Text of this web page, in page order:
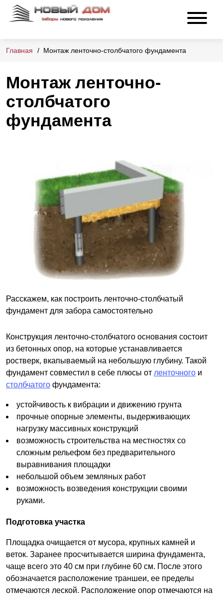
Главная Монтаж ленточно-столбчатого фундамента
Монтаж ленточно-
столбчатого
фундамента
Расскажем, как построить ленточно-столбчатый
фундамент для забора самостоятельно
Конструкция ленточно-столбчатого основания состоит
из бетонных опор, на которые устанавливается
ростверк, вкапываемый на небольшую глубину. Такой
фундамент совместил в себе плюсы от ленточного и
столбчатого фундамента:
устойчивость к вибрации и движению грунта
прочные опорные элементы, выдерживающих
нагрузку массивных конструкций
возможность строительства на местностях со
сложным рельефом без предварительного
выравнивания площадки
небольшой объем земляных работ
возможность возведения конструкции своими
руками.
Подготовка участка
Площадка очищается от мусора, крупных камней и
веток. Заранее просчитывается ширина фундамента,
чаще всего это 40 см при глубине 60 см. После этого
обозначается расположение траншеи, ее пределы
отмечаются леской. Расположение опор отмечаются на